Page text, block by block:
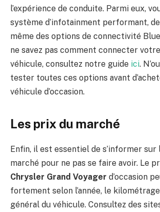
l’expérience de conduite. Parmi eux,
système d’infotainment performant,
même des options de connectivité
ne savez pas comment connecter
véhicule, consultez notre guide ici.
tester toutes ces options avant
véhicule d’occasion.
Les prix du marché
Enfin, il est essentiel de s’informer sur
marché pour ne pas se faire avoir. Le
Chrysler Grand Voyager d’occasion
fortement selon l’année, le
général du véhicule. Consultez des